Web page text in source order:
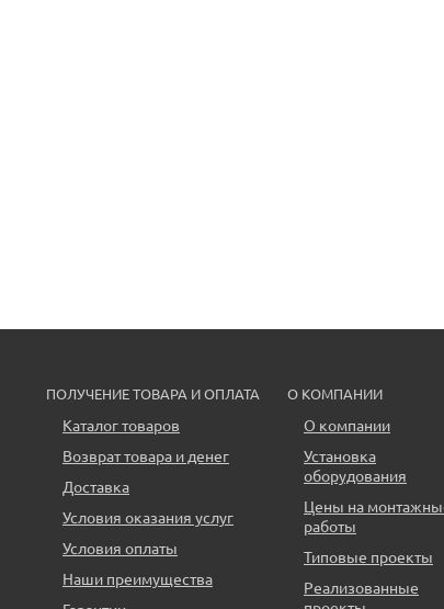
ПОЛУЧЕНИЕ ТОВАРА И ОПЛАТА
Каталог товаров
Возврат товара и денег
Доставка
Условия оказания услуг
Условия оплаты
Наши преимущества
О КОМПАНИИ
О компании
Установка
оборудования
Цены на
работы
Типовые проекты
Реализованные